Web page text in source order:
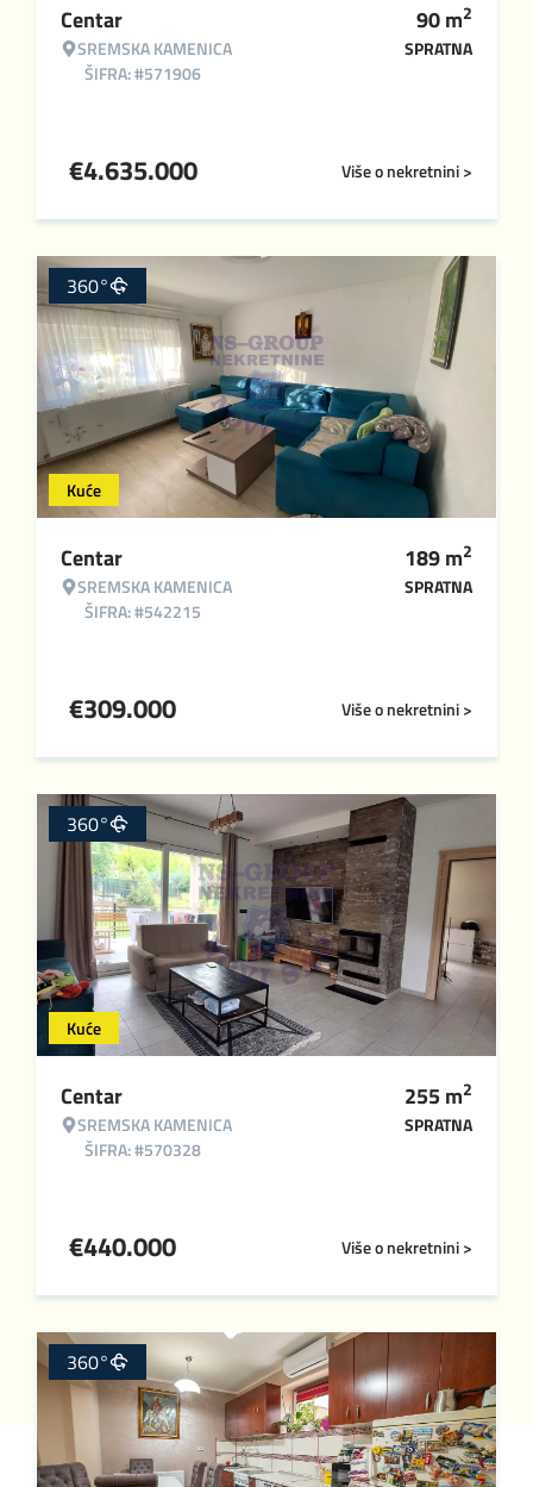
Centar
SREMSKA KAMENICA
ŠIFRA: #571906
90m2
SPRATNA
Više o nekretnini >
€4.635.000
Kuće
360°
Centar
SREMSKA KAMENICA
ŠIFRA: #542215
189m2
SPRATNA
Više o nekretnini >
€309.000
Kuće
360°
Centar
SREMSKA KAMENICA
ŠIFRA: #570328
255m2
SPRATNA
Više o nekretnini >
€440.000
360°